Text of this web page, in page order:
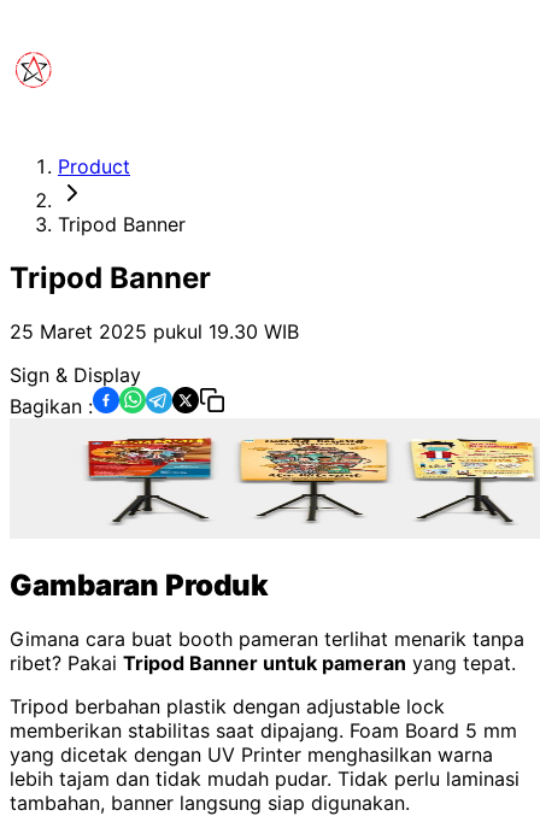
Product
Tripod Banner
Tripod Banner
25 Maret 2025 pukul 19.30 WIB
Sign & Display
Bagikan :
Gambaran Produk
Gimana cara buat booth pameran terlihat menarik tanpa
ribet? Pakai Tripod Banner untuk pameran yang tepat.
Tripod berbahan plastik dengan adjustable lock
memberikan stabilitas saat dipajang. Foam Board 5 mm
yang dicetak dengan UV Printer menghasilkan warna
lebih tajam dan tidak mudah pudar. Tidak perlu laminasi
tambahan, banner langsung siap digunakan.